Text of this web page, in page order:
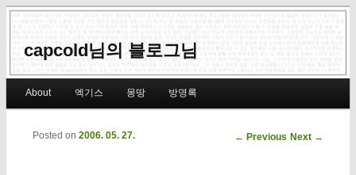
capcold님의 블로그님
Skip to primary content
Skip to secondary content
About 엑기스 몽땅 방명록
Post navigation
← Previous Next →
Posted on 2006. 05. 27.